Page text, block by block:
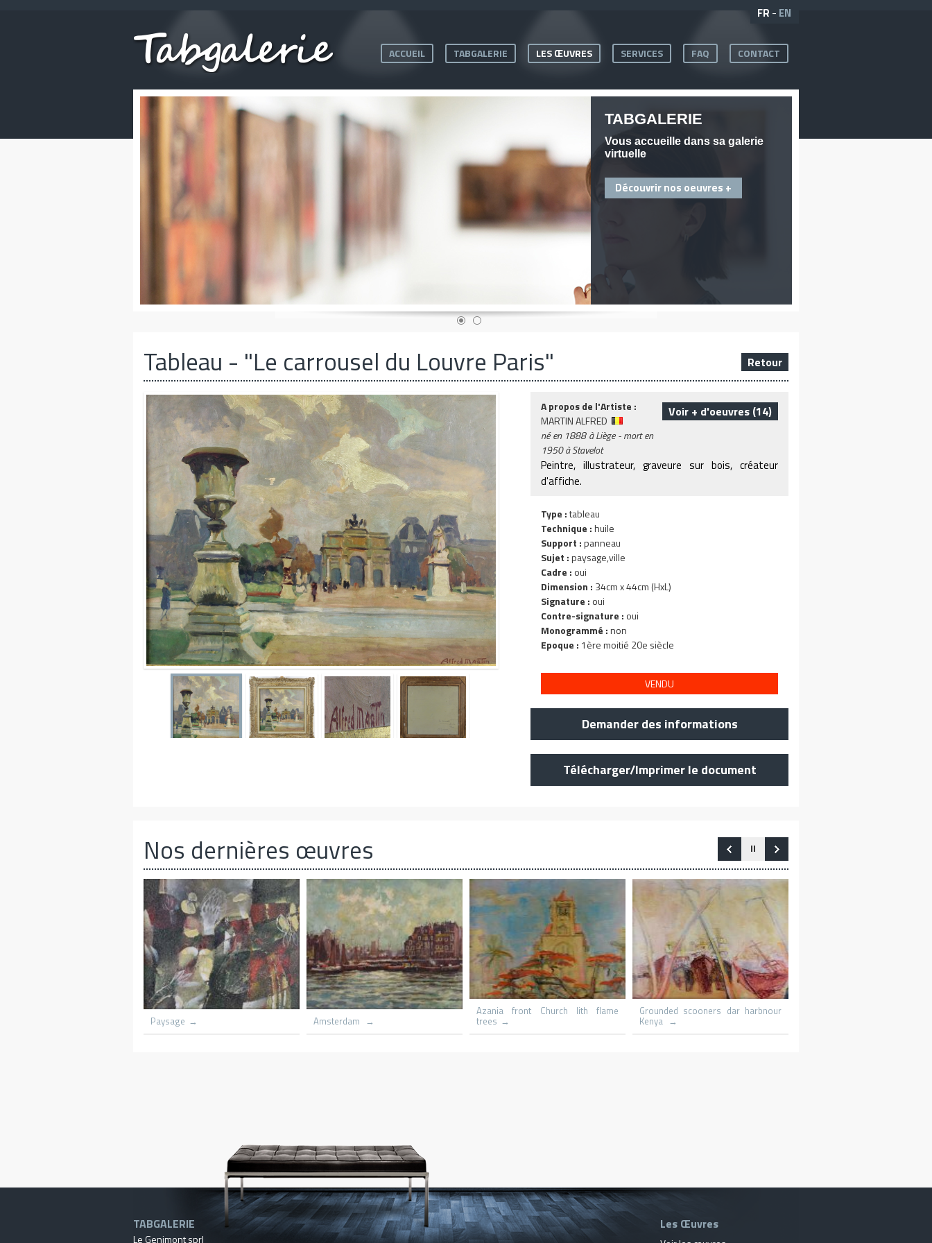
FR - EN
ACCUEIL TABGALERIE LES ŒUVRES SERVICES FAQ CONTACT
Retour
Tableau - "Le carrousel du Louvre Paris"
Voir + d'oeuvres (14)
A propos de l'Artiste :
MARTIN ALFRED
né en 1888à Liège - mort en
1950 à Stavelot
Peintre, illustrateur, graveure sur bois, créateur
d'affiche.
Type :tableau
Technique :huile
Support :panneau
Sujet :paysage,ville
Cadre : oui
Dimension : 34cm x 44cm (HxL)
Signature : oui
Contre-signature : oui
Monogrammé :non
Epoque : 1ère moitié 20e siècle
VENDU
Demander des informations
Télécharger/Imprimer le document
Nos dernières œuvres
Azania front Church lith flame Grounded scooners dar harbnour
Kenya Village du congo Capri St Michaels
TABGALERIE
Le Genimont sprl
Les Œuvres